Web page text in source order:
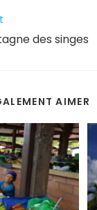
des singes
AIMER